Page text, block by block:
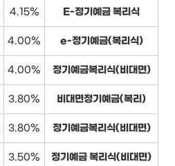
4.15% E-정기예금 복리식
4.00% e-정기예금(복리식)
4.00% 정기예금복리식(비대면)
3.80% 비대면정기예금(복리)
3.80% 정기예금복리식(비대면)
3.50% 정기예금 복리식(비대면)